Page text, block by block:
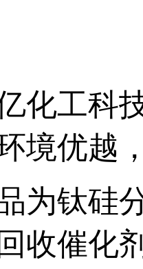
工科技
境优越
钛硅分
收催化